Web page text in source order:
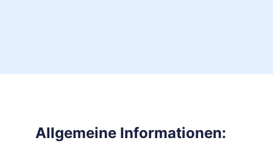
Allgemeine Informationen: